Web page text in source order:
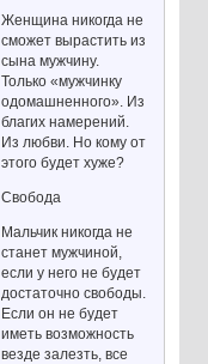
Женщина никогда не
сможет вырастить из
сына мужчину.
Только «мужчинку
одомашненного». Из
благих намерений.
Из любви. Но кому от
этого будет хуже?
Свобода
Мальчик никогда не
станет мужчиной,
если у него не будет
достаточно свободы.
Если он не будет
иметь возможность
везде залезть, все